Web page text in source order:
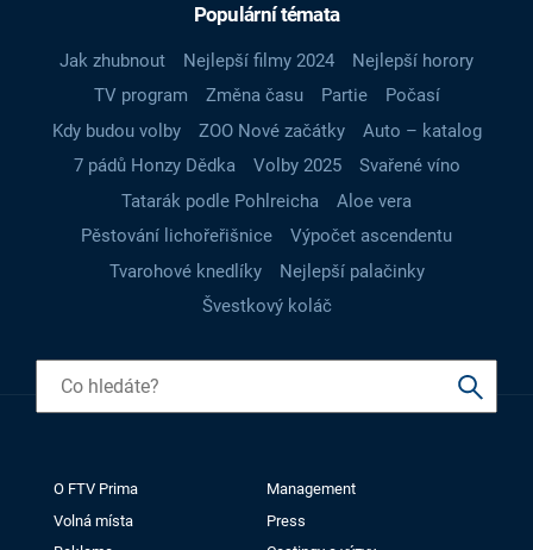
Populární témata
Jak zhubnout Nejlepší filmy 2024
Nejlepší horory
TV program
Změna času Partie
Počasí
Kdy budou volby
ZOO Nové začátky
Auto – katalog
7 pádů Honzy Dědka
Volby 2025
Svařené víno
Tatarák podle Pohlreicha
Aloe vera
Pěstování lichořeřišnice
Výpočet ascendentu
Tvarohové knedlíky
Nejlepší palačinky
Švestkový koláč
O FTV Prima
Management
Volná místa
Press